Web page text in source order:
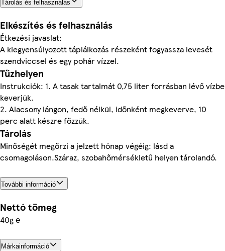
Tárolás és felhasználás
Elkészítés és felhasználás
Étkezési javaslat:
A kiegyensúlyozott táplálkozás részeként fogyassza levesét
szendviccsel és egy pohár vízzel.
Tűzhelyen
Instrukciók: 1. A tasak tartalmát 0,75 liter forrásban lévő vízbe
keverjük.
2. Alacsony lángon, fedő nélkül, időnként megkeverve, 10
perc alatt készre főzzük.
Tárolás
Minőségét megőrzi a jelzett hónap végéig: lásd a
csomagoláson.Száraz, szobahőmérsékletű helyen tárolandó.
További információ
Nettó tömeg
40g ℮
Márkainformáció